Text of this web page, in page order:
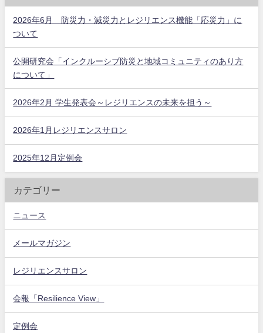
2026年6月 防災力・減災力とレジリエンス機能「応災力」に
ついて
公開研究会「インクルーシブ防災と地域コミュニティのあり方
について」
2026年2月 学生発表会～レジリエンスの未来を担う～
2026年1月レジリエンスサロン
2025年12月定例会
カテゴリー
ニュース
メールマガジン
レジリエンスサロン
会報「Resilience View」
定例会